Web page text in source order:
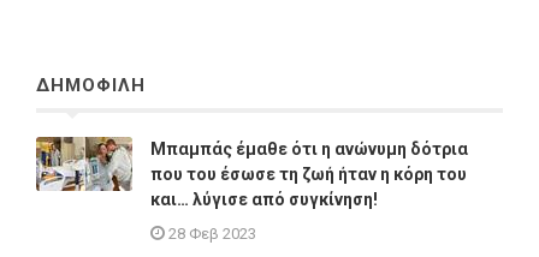
ΔΗΜΟΦΙΛΗ
Μπαμπάς έμαθε ότι η ανώνυμη δότρια
που του έσωσε τη ζωή ήταν η κόρη του
και… λύγισε από συγκίνηση!
28 Φεβ 2023